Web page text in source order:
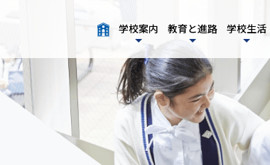
学校案内 教育と進路 学校生活